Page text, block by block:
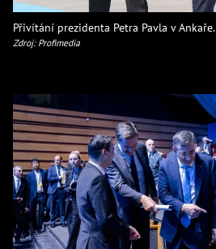
Přivítání prezidenta Petra Pavla v Ankaře.
Zdroj: Profimedia